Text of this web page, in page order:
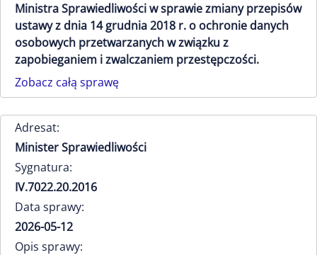
Ministra Sprawiedliwości w sprawie zmiany przepisów
ustawy z dnia 14 grudnia 2018 r. o ochronie danych
osobowych przetwarzanych w związku z
zapobieganiem i zwalczaniem przestępczości.
Zobacz całą sprawę
Adresat:
Minister Sprawiedliwości
Sygnatura:
IV.7022.20.2016
Data sprawy:
2026-05-12
Opis sprawy: